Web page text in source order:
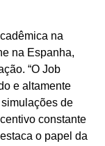
na
na Espanha,
“O Job
e altamente
de
constante
o papel da